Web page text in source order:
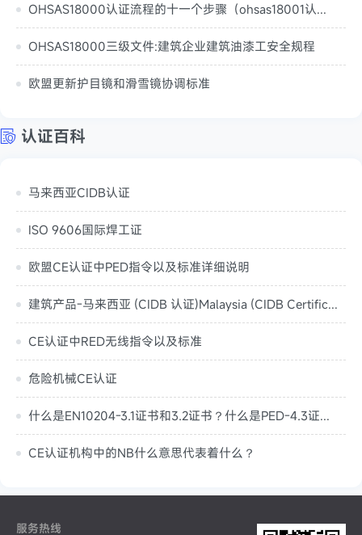
OHSAS18000认证流程的十一个步骤（ohsas18001认证要多久）
OHSAS18000三级文件:建筑企业建筑油漆工安全规程
欧盟更新护目镜和滑雪镜协调标准
认证百科
马来西亚CIDB认证
ISO 9606国际焊工证
欧盟CE认证中PED指令以及标准详细说明
建筑产品-马来西亚 (CIDB 认证)Malaysia (CIDB Certification)
CE认证中RED无线指令以及标准
危险机械CE认证
什么是EN10204-3.1证书和3.2证书？什么是PED-4.3证书？
CE认证机构中的NB什么意思代表着什么？
服务热线